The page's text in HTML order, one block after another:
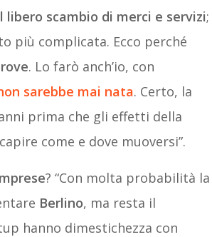
scambio di merci e servizi;
più complicata. Ecco perché
. Lo farò anch’io, con
sarebbe mai nata. Certo, la
prima che gli effetti della
come e dove muoversi”.
? “Con molta probabilità la
Berlino, ma resta il
hanno dimestichezza con